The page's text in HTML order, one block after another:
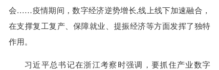
会……疫情期间，数字经济逆势增长,线上线下加速融合，
在支撑复工复产、保障就业、提振经济等方面发挥了独特
作用。
习近平总书记在浙江考察时强调，要抓住产业数字